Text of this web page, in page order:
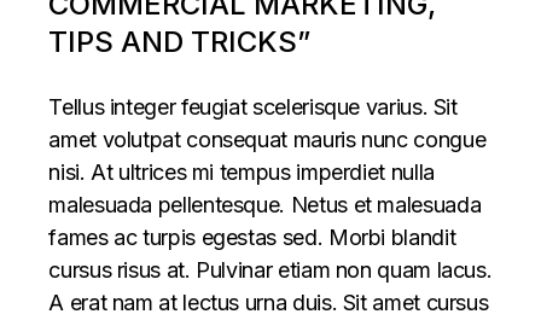
TIPS AND TRICKS”
Tellus integer feugiat scelerisque varius. Sit
amet volutpat consequat mauris nunc congue
nisi. At ultrices mi tempus imperdiet nulla
malesuada pellentesque. Netus et malesuada
fames ac turpis egestas sed. Morbi blandit
cursus risus at. Pulvinar etiam non quam lacus.
A erat nam at lectus urna duis. Sit amet cursus